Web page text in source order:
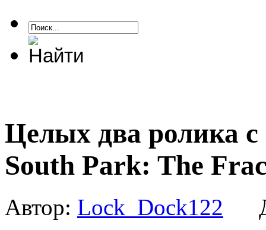
Целых два ролика
South Park: The
Автор: Lock_Dock122